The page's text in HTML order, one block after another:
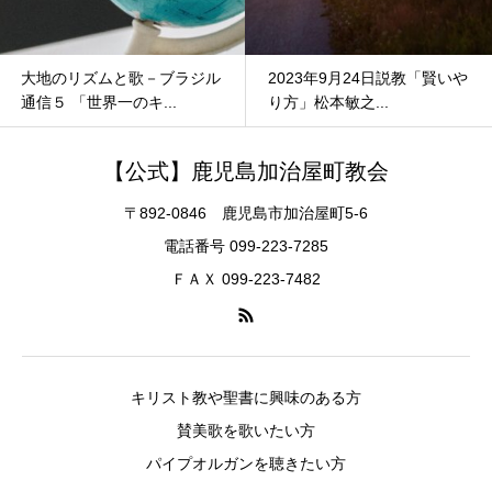
大地のリズムと歌－ブラジル
通信５ 「世界一のキ...
2023年9月24日説教「賢いや
り方」松本敏之...
【公式】鹿児島加治屋町教会
〒892-0846 鹿児島市加治屋町5-6
電話番号 099-223-7285
ＦＡＸ 099-223-7482
キリスト教や聖書に興味のある方
賛美歌を歌いたい方
パイプオルガンを聴きたい方